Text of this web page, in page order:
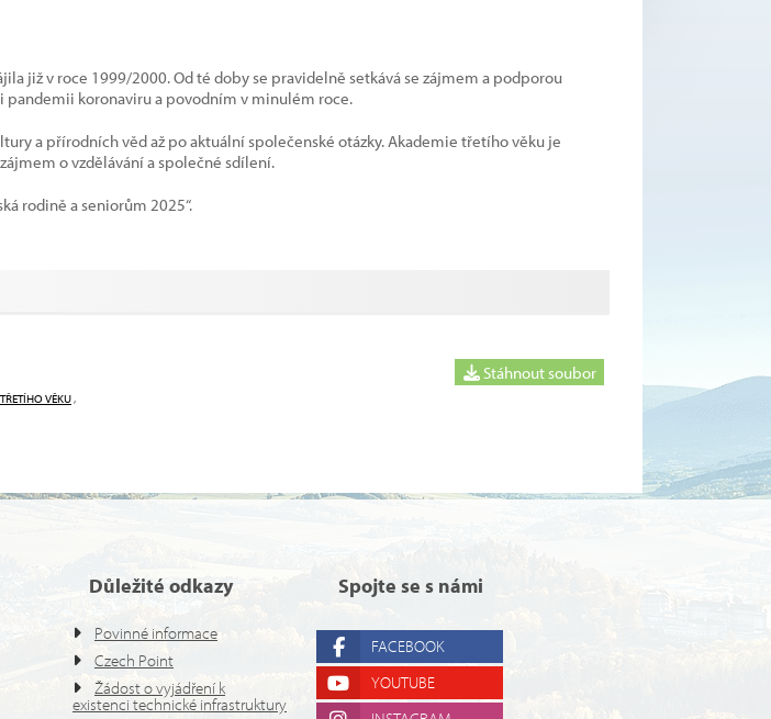
již v roce 1999/2000. Od té doby se pravidelně setkává se zájmem a podporou
pandemii koronaviru a povodním v minulém roce.
a přírodních věd až po aktuální společenské otázky. Akademie třetího věku je
o vzdělávání a společné sdílení.
rodině a seniorům 2025“.
Stáhnout soubor
VĚKU,
Důležité odkazy
Povinné informace
Czech Point
Žádost o vyjádření k
existenci technické infrastruktury
Spojte se s námi
FACEBOOK
YOUTUBE